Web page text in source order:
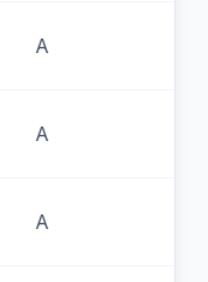
A
A
A